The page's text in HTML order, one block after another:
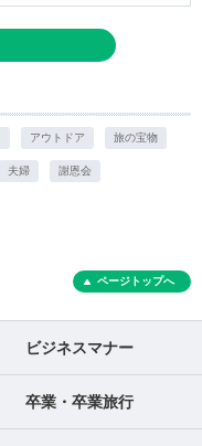
アウトドア 旅の宝物
夫婦 謝恩会
ページトップへ
ビジネスマナー
卒業・卒業旅行